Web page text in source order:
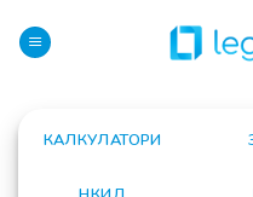
content
КАЛКУЛАТОРИ